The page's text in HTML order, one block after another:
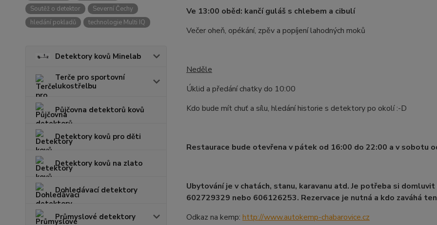
Soutěž o detektor
Severní Čechy
hledání pokladů
technologie Multi IQ
Detektory kovů Minelab
Terče pro sportovní
lukostřelbu
Půjčovna detektorů kovů
Detektory kovů pro děti
Detektory kovů na zlato
Dohledávací detektory
Průmyslové detektory
Ve 13:00 oběd: kančí guláš s chlebem a cibulí
Večer oheň, opékání, zpěv a popíjení lahodných moků
Neděle
Úklid a předání chatky do 10:00
Kdo bude mít chuť a sílu, hledání historie s detektory po okolí :-D
Restaurace bude otevřena v pátek od 16:00 do 22:00 a v sobotu
Ubytování je v chatách, stanu, karavanu atd. Je potřeba si
602729329 nebo 606126253. Rezervace je nutná a kdo zaváhá
Odkaz na kemp: http://www.autokemp-chabarovice.cz